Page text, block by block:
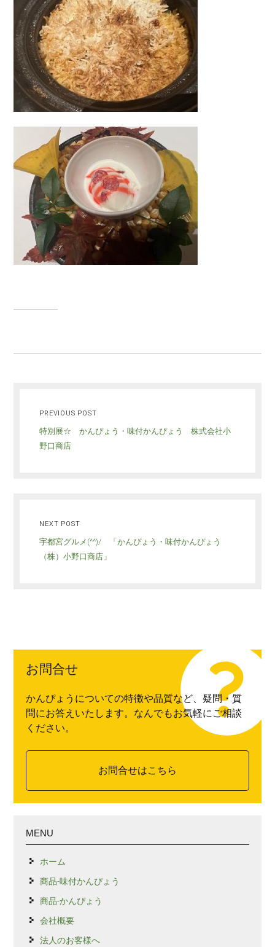
PREVIOUS POST
特別展☆ かんぴょう・味付かんぴょう 株式会社小
野口商店
NEXT POST
宇都宮グルメ(^^)/ 「かんぴょう・味付かんぴょう
（株）小野口商店」
お問合せ
かんぴょうについての特徴や品質など、疑問・質
問にお答えいたします。なんでもお気軽にご相談
ください。
お問合せはこちら
MENU
ホーム
商品-味付かんぴょう
商品-かんぴょう
会社概要
法人のお客様へ